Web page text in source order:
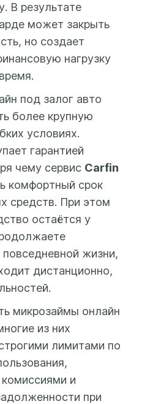
В любом
отчета.
Вам будет
заявки на
где вы
займа
000 бел.
займа (до
а также
данные и
и
на
на
карту,
После
анкеты и
по Вашей
доступен в
В результате
может закрыть
но создает
нагрузку
под залог авто
более крупную
условиях.
гарантией
чему сервис Carfin
комфортный срок
средств. При этом
остаётся у
жизни,
дистанционно,
микрозаймы онлайн
из них
лимитами по
и
при